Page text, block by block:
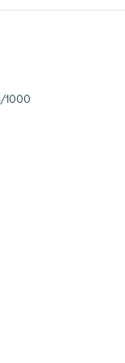
1000